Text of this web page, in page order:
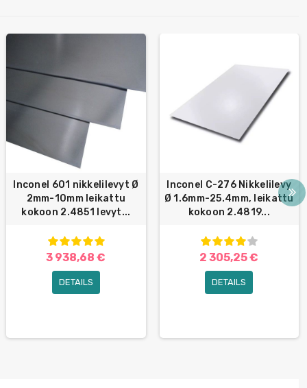
Inconel 601 nikkelilevyt Ø
2mm-10mm leikattu
kokoon 2.4851 levyt...
3 938,68 €
DETAILS
Inconel C-276 Nikkelilevy
Ø 1.6mm-25.4mm, leikattu
kokoon 2.4819...
2 305,25 €
DETAILS